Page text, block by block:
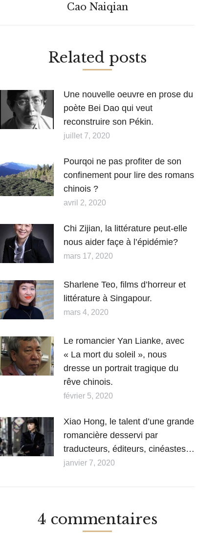
Article
Cao Naiqian
Related posts
Une nouvelle oeuvre en prose du
poète Bei Dao qui veut
reconstruire son Pékin.
juillet 7, 2020
Pourqoi ne pas profiter de son
confinement pour lire des romans
chinois ?
avril 2, 2020
Chi Zijian, la littérature peut-elle
nous aider façe à l’épidémie?
mars 17, 2020
Sharlene Teo, films d’horreur et
littérature à Singapour.
mars 4, 2020
Le romancier Yan Lianke, avec
« La mort du soleil », nous
dresse un portrait tragique du
rêve chinois.
février 5, 2020
Xiao Hong, le talent d’une grande
romancière desservi par
traducteurs, éditeurs, cinéastes…
janvier 7, 2020
4 commentaires